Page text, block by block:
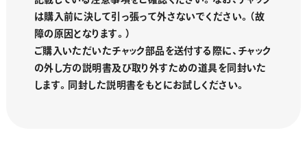
は購入前に決して引っ張って外さないでください。（故
障の原因となります。）
ご購入いただいたチャック部品を送付する際に、チャック
の外し方の説明書及び取り外すための道具を同封いた
します。同封した説明書をもとにお試しください。